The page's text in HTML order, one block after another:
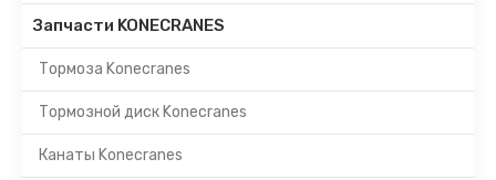
Запчасти KONECRANES
Тормоза Konecranes
Тормозной диск Konecranes
Канаты Konecranes